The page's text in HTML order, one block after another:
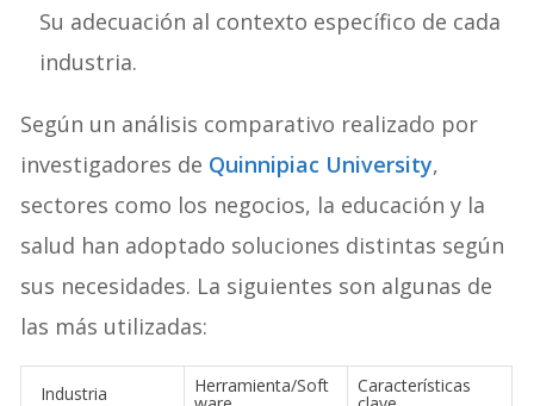
Su adecuación al contexto específico de cada
industria.
Según un análisis comparativo realizado por
investigadores de Quinnipiac University,
sectores como los negocios, la educación y la
salud han adoptado soluciones distintas según
sus necesidades. La siguientes son algunas de
las más utilizadas:
Industria Herramienta/Soft Características